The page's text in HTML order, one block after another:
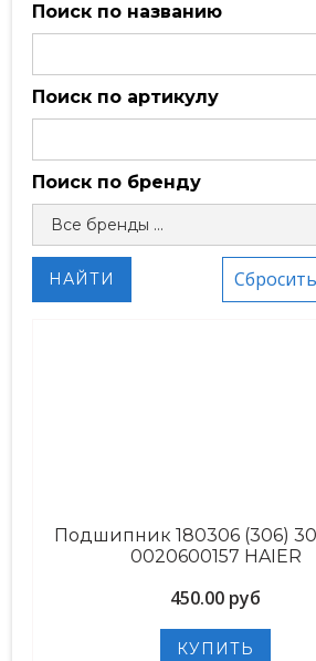
Поиск по названию
Поиск по артикулу
Поиск по бренду
Подшипник 180306 (306)
0020600157 HAIER
450.00 руб